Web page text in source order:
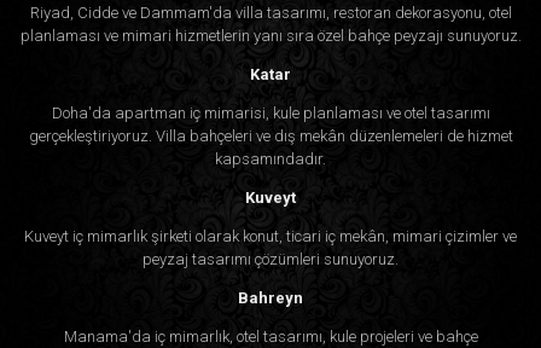
Riyad, Cidde ve Dammam'da villa tasarımı, restoran dekorasyonu, otel
planlaması ve mimari hizmetlerin yanı sıra özel bahçe peyzajı sunuyoruz.
Katar
Doha'da apartman iç mimarisi, kule planlaması ve otel tasarımı
gerçekleştiriyoruz. Villa bahçeleri ve dış mekân düzenlemeleri de hizmet
kapsamındadır.
Kuveyt
Kuveyt iç mimarlık şirketi olarak konut, ticari iç mekân, mimari çizimler ve
peyzaj tasarımı çözümleri sunuyoruz.
Bahreyn
Manama'da iç mimarlık, otel tasarımı, kule projeleri ve bahçe